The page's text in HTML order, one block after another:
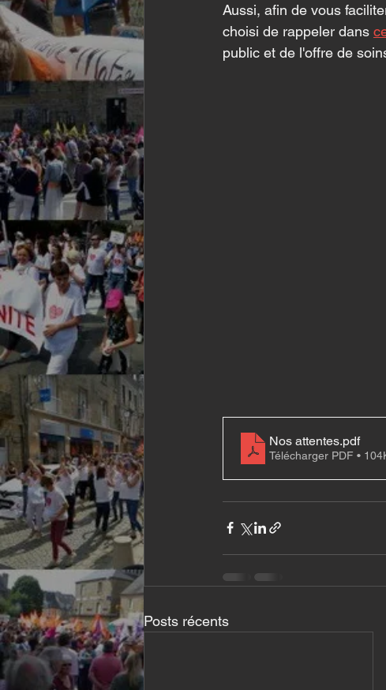
Aussi, afin de vous
choisi de rappeler dans
public et de l'offre de
Nos attentes.pdf
Télécharger PDF •
Posts récents